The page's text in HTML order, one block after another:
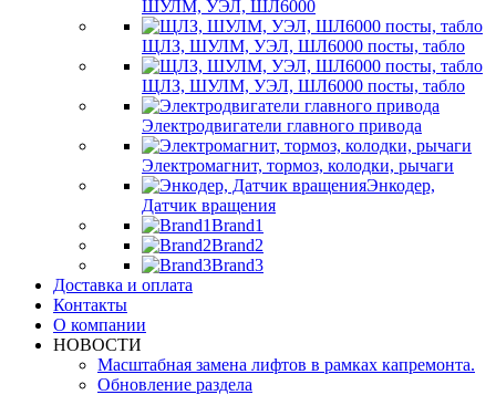
ШУЛМ, УЭЛ, ШЛ6000
ЩЛЗ, ШУЛМ, УЭЛ, ШЛ6000 посты, табло
ЩЛЗ, ШУЛМ, УЭЛ, ШЛ6000 посты, табло
Электродвигатели главного привода
Электромагнит, тормоз, колодки, рычаги
Энкодер,
Датчик вращения
Brand1
Brand2
Brand3
Доставка и оплата
Контакты
О компании
НОВОСТИ
Масштабная замена лифтов в рамках капремонта.
Обновление раздела